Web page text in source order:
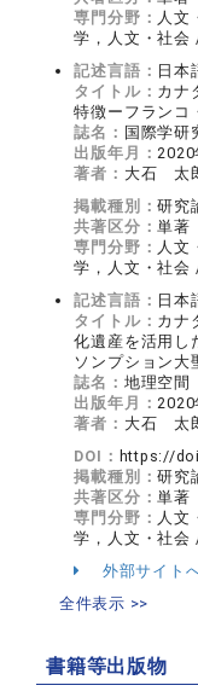
専門分野： 人文
学，人文・社会
記述言語： 日本
タイトル： カナ
特徴ーフランコ
誌名： 国際学研
出版年月：2020
著者： 大石 太
掲載種別：研究
共著区分：単著
専門分野： 人文
学，人文・社会
記述言語： 日本
タイトル： カナ
化遺産を活用し
ソンプション大
誌名： 地理空間
出版年月：2020
著者： 大石 太
DOI： https://
掲載種別：研究
共著区分：単著
専門分野： 人文
学，人文・社会
外部サイト
全件表示 >>
書籍等出版物